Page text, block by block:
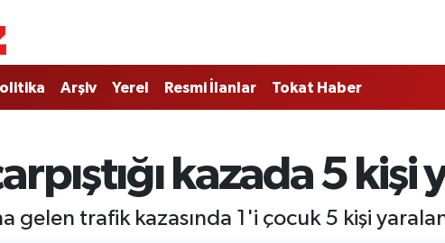
Arşiv Yerel Resmi İlanlar Tokat Haber
kazada 5 kişi
gelen trafik kazasında 1'i çocuk 5 kişi